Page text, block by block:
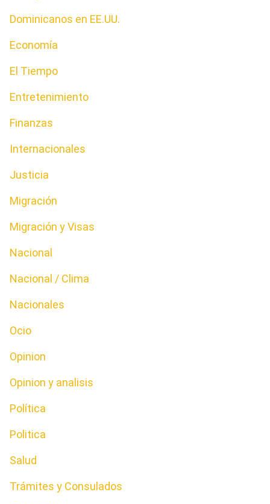
Dominicanos en EE.UU.
Economía
El Tiempo
Entretenimiento
Finanzas
Internacionales
Justicia
Migración
Migración y Visas
Nacional
Nacional / Clima
Nacionales
Ocio
Opinion
Opinion y analisis
Política
Politica
Salud
Trámites y Consulados